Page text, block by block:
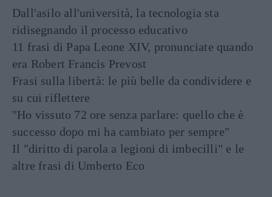
Dall'asilo all'università, la tecnologia sta
ridisegnando il processo educativo
11 frasi di Papa Leone XIV, pronunciate quando
era Robert Francis Prevost
Frasi sulla libertà: le più belle da condividere e
su cui riflettere
"Ho vissuto 72 ore senza parlare: quello che è
successo dopo mi ha cambiato per sempre"
Il "diritto di parola a legioni di imbecilli" e le
altre frasi di Umberto Eco